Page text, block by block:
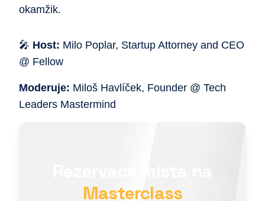
okamžik.
🎤 Host: Milo Poplar, Startup Attorney and CEO
@ Fellow
Moderuje: Miloš Havlíček, Founder @ Tech
Leaders Mastermind
Masterclass